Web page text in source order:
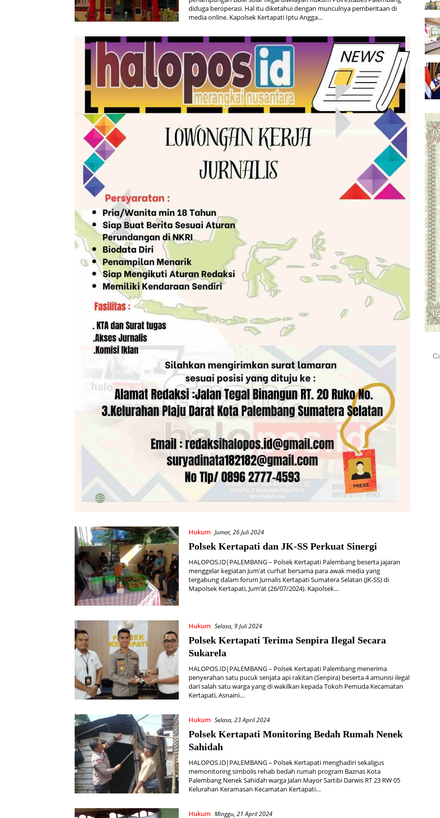
diduga beroperasi. Hal itu diketahui dengan munculnya pemberitaan di
media online. Kapolsek Kertapati Iptu Angga…
Hukum Jumat, 26 Juli 2024
Polsek Kertapati dan JK-SS Perkuat Sinergi
HALOPOS.ID|PALEMBANG – Polsek Kertapati Palembang beserta jajaran
menggelar kegiatan Jum’at curhat bersama para awak media yang
tergabung dalam forum Jurnalis Kertapati Sumatera Selatan (JK-SS) di
Mapolsek Kertapati, Jum’at (26/07/2024). Kapolsek…
Hukum Selasa, 9 Juli 2024
Polsek Kertapati Terima Senpira Ilegal Secara
Sukarela
HALOPOS.ID|PALEMBANG – Polsek Kertapati Palembang menerima
penyerahan satu pucuk senjata api rakitan (Senpira) beserta 4 amunisi ilegal
dari salah satu warga yang di wakilkan kepada Tokoh Pemuda Kecamatan
Kertapati, Asnaini…
Hukum Selasa, 23 April 2024
Polsek Kertapati Monitoring Bedah Rumah Nenek
Sahidah
HALOPOS.ID|PALEMBANG – Polsek Kertapati menghadiri sekaligus
memonitoring simbolis rehab bedah rumah program Baznas Kota
Palembang Nenek Sahidah warga Jalan Mayor Sartibi Darwis RT 23 RW 05
Kelurahan Keramasan Kecamatan Kertapati…
Hukum Minggu, 21 April 2024